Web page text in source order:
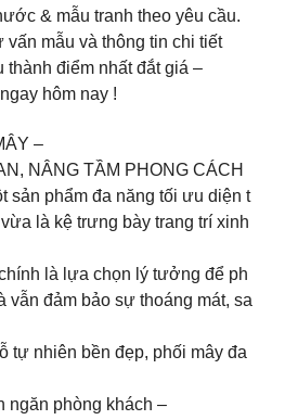
& mẫu tranh theo yêu cầu.
vấn mẫu và thông tin chi tiết
thành điểm nhất đắt giá –
hôm nay !
–
NÂNG TẦM PHONG CÁCH
sản phẩm đa năng tối ưu diện t
là kệ trưng bày trang trí xinh
là lựa chọn lý tưởng để ph
vẫn đảm bảo sự thoáng mát, sa
tự nhiên bền đẹp, phối mây đa
ngăn phòng khách –